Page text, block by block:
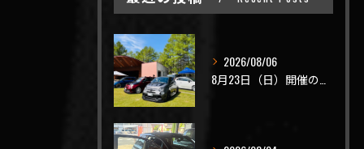
2026/08/06